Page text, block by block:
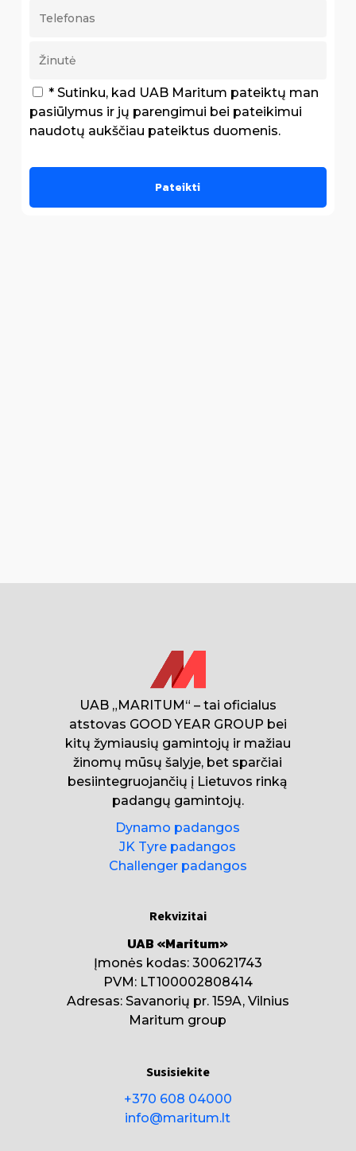
* Sutinku, kad UAB Maritum pateiktų man
pasiūlymus ir jų parengimui bei pateikimui
naudotų aukščiau pateiktus duomenis.
UAB „MARITUM“ – tai oficialus
atstovas GOOD YEAR GROUP bei
kitų žymiausių gamintojų ir mažiau
žinomų mūsų šalyje, bet sparčiai
besiintegruojančių į Lietuvos rinką
padangų gamintojų.
Dynamo padangos
JK Tyre padangos
Challenger padangos
Rekvizitai
UAB «Maritum»
Įmonės kodas: 300621743
PVM: LT100002808414
Adresas: Savanorių pr. 159A, Vilnius
Maritum group
Susisiekite
+370 608 04000
info@maritum.lt